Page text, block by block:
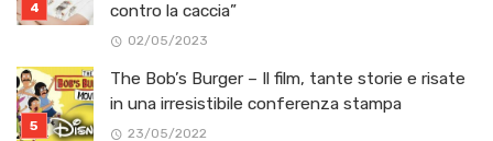
contro la caccia”
02/05/2023
The Bob’s Burger – Il film, tante storie e risate
in una irresistibile conferenza stampa
23/05/2022